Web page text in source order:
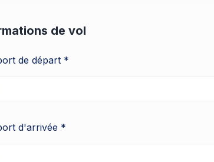
de vol
de départ *
d'arrivée *